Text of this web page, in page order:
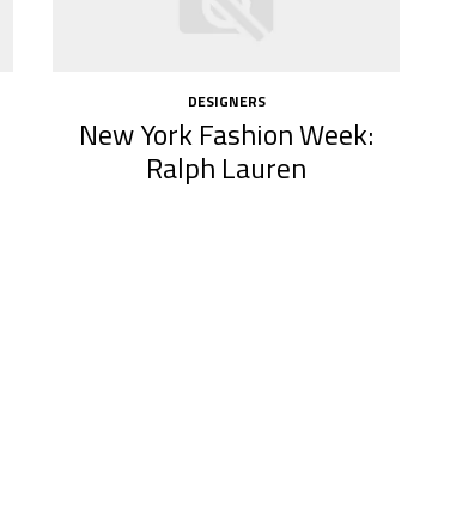
DESIGNERS
New York Fashion Week:
Ralph Lauren